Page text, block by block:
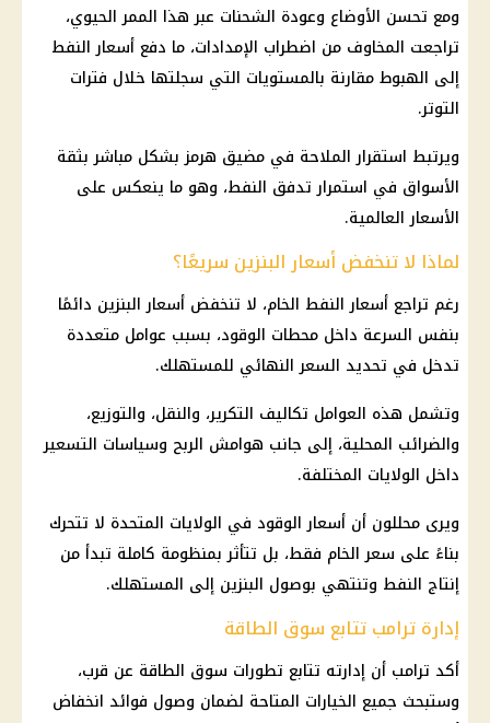
ومع تحسن الأوضاع وعودة الشحنات عبر هذا الممر الحيوي،
تراجعت المخاوف من اضطراب الإمدادات، ما دفعأسعار النفط
إلى الهبوط مقارنة بالمستويات التي سجلتها خلال فترات
التوتر.
ويرتبط استقرارالملاحة في مضيق هرمزبشكل مباشر بثقة
الأسواق في استمرار تدفق النفط، وهو ما ينعكس على
الأسعار العالمية.
لماذا لا تنخفض أسعار البنزين سريعًا؟
رغم تراجعأسعار النفط الخام، لا تنخفض أسعار البنزين دائمًا
بنفس السرعة داخل محطات الوقود، بسبب عوامل متعددة
تدخل في تحديد السعر النهائي للمستهلك.
وتشمل هذه العوامل تكاليف التكرير، والنقل، والتوزيع،
والضرائب المحلية، إلى جانب هوامش الربح وسياسات التسعير
داخل الولايات المختلفة.
ويرى محللون أن أسعار الوقود في الولايات المتحدة لا تتحرك
بناءً على سعر الخام فقط، بل تتأثر بمنظومة كاملة تبدأ من
إنتاج النفط وتنتهي بوصول البنزين إلى المستهلك.
إدارة ترامب تتابع سوق الطاقة
أكد ترامب أن إدارته تتابع تطورات سوق الطاقة عن قرب،
وستبحث جميع الخيارات المتاحة لضمان وصول فوائد انخفاض